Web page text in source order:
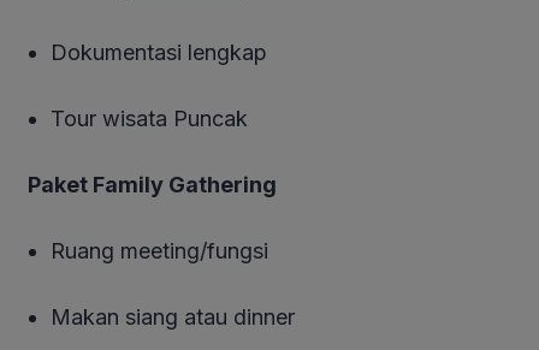
Dokumentasi lengkap
Tour wisata Puncak
Paket Family Gathering
Ruang meeting/fungsi
Makan siang atau dinner